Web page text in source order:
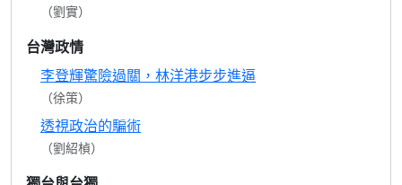
（劉實）
台灣政情
李登輝驚險過關，林洋港步步進逼
（徐策）
透視政治的騙術
（劉紹楨）